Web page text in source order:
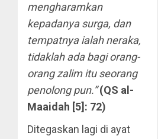
mengharamkan
kepadanya surga, dan
tempatnya ialah neraka,
tidaklah ada bagi orang-
orang zalim itu seorang
penolong pun.” (QS al-
Maaidah [5]: 72)
Ditegaskan lagi di ayat